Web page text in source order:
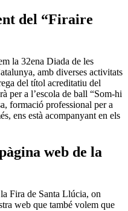
del “Firaire
la 32ena Diada de les
amb diverses activitats
del títol acreditatiu del
per a l’escola de ball “Som-hi
formació professional per a
ens està acompanyant en els
web de la
Fira de Santa Llúcia, on
web que també volem que